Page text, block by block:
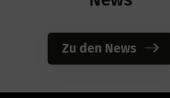
Zu den News